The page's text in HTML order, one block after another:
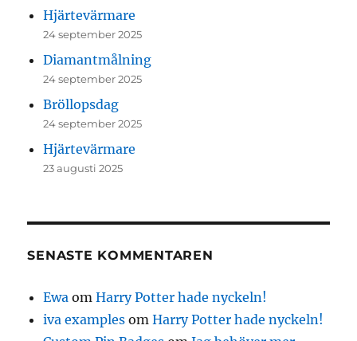
Hjärtevärmare
24 september 2025
Diamantmålning
24 september 2025
Bröllopsdag
24 september 2025
Hjärtevärmare
23 augusti 2025
SENASTE KOMMENTAREN
Ewa omHarry Potter hade nyckeln!
iva examples omHarry Potter hade nyckeln!